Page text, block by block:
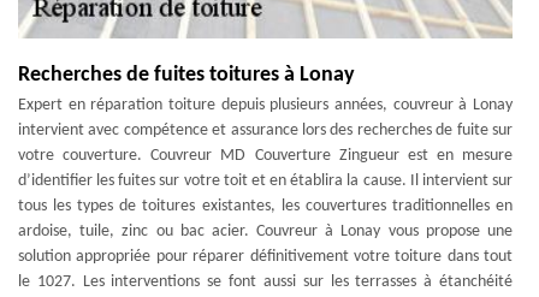
Recherches de fuites toitures à Lonay
Expert en réparation toiture depuis plusieurs années, couvreur à Lonay
intervient avec compétence et assurance lors des recherches de fuite sur
votre couverture. Couvreur MD Couverture Zingueur est en mesure
d’identifier les fuites sur votre toit et en établira la cause. Il intervient sur
tous les types de toitures existantes, les couvertures traditionnelles en
ardoise, tuile, zinc ou bac acier. Couvreur à Lonay vous propose une
solution appropriée pour réparer définitivement votre toiture dans tout
le 1027. Les interventions se font aussi sur les terrasses à étanchéité